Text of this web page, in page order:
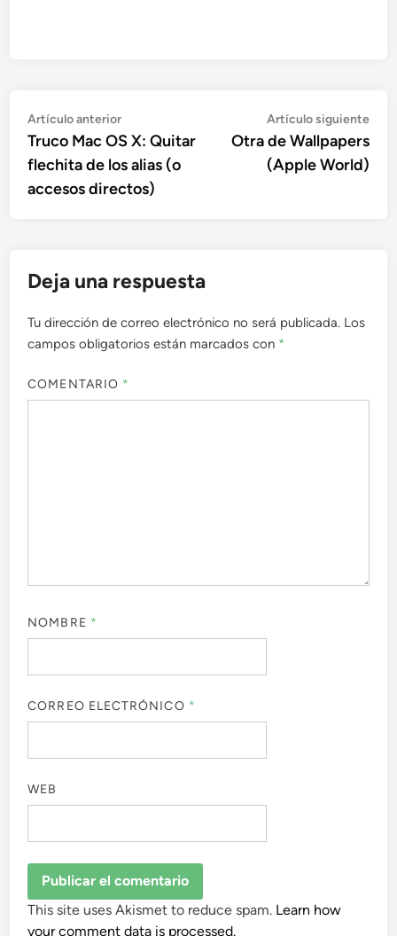
Navegación
de
entradas
Artículo anteriorArtículo
anterior:
Truco Mac OS X: Quitar
flechita de los alias (o
accesos directos)
Artículo siguiente
Otra de Wallpapers
(Apple World)
Deja una respuesta
Tu dirección de correo electrónico no será publicada. Los
campos obligatorios están marcados con *
COMENTARIO *
NOMBRE *
CORREO ELECTRÓNICO *
WEB
This site uses Akismet to reduce spam. Learn how
your comment data is processed.